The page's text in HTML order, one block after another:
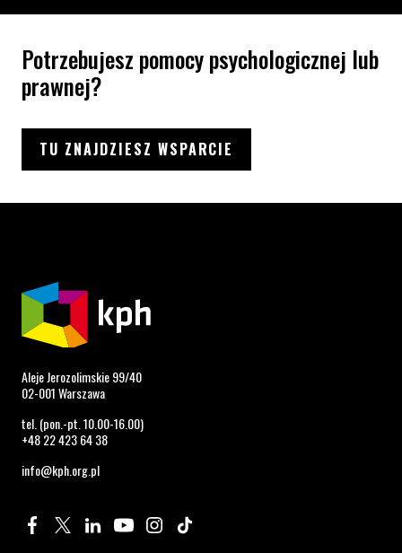
Potrzebujesz pomocy psychologicznej lub
prawnej?
TU ZNAJDZIESZ WSPARCIE
Aleje Jerozolimskie 99/40
02-001 Warszawa
tel. (pon.-pt. 10.00-16.00)
+48 22 423 64 38
info@kph.org.pl
Profil na Facebook. Strona otwiera się w nowym oknie.
Profil na Twitter. Strona otwiera się w nowym oknie.
Profil na LinkedIn. Strona otwiera się w nowym oknie.
Profil na YouTube. Strona otwiera się w nowym
Profil na Instagram. Strona otwiera się